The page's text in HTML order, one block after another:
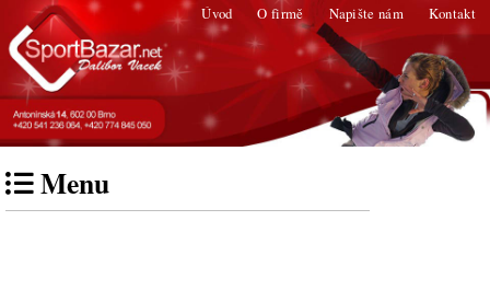
Úvod O firmě Napište nám Kontakt
Menu